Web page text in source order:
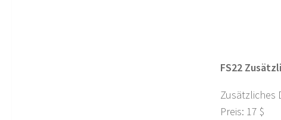
FS22
Zusätzliches
Preis: 17 $